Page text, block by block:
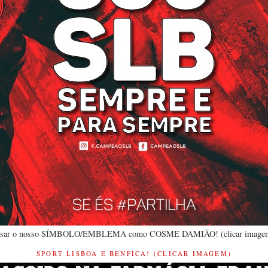
o nosso SÍMBOLO/EMBLEMA como COSME DAMIÃO! (clicar
SPORT LISBOA E BENFICA! (CLICAR IMAGEM)